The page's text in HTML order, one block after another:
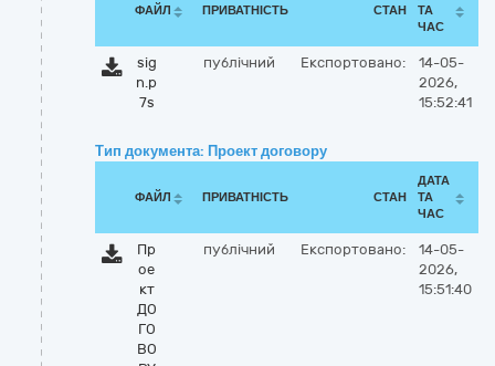
ФАЙЛ ПРИВАТНІСТЬ СТАН
ТА
ЧАС
sig
n.p
7s
публічний Експортовано:
14-05-
2026,
15:52:41
Тип документа: Проект договору
ФАЙЛ ПРИВАТНІСТЬ СТАН
ДАТА
ТА
ЧАС
Пр
ое
кт
ДО
ГО
ВО
публічний Експортовано:
14-05-
2026,
15:51:40